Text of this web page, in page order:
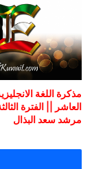
مذكرة اللغة
العاشر || الفترة
مرشد سعد البذال